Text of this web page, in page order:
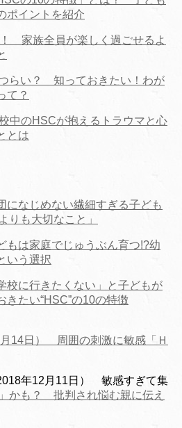
ポイントを紹介
家族全員が楽しく過ごせるよ
らい？ 知っておきたい！わが
て？
中のHSCが抱えるトラウマと心
とは
になじめない繊細すぎる子ども
りも大切なこと」
もは家庭でじゅうぶん育つ!?幼
いう選択
校に行きたくない」と子どもが
たい“HSC”の10の特徴
14日） 周囲の刺激に敏感「Ｈ
年12月11日） 敏感すぎて集
」かも？ 批判され悩む親に伝え